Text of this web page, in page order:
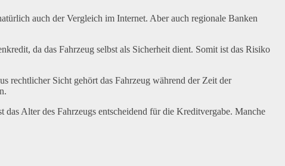
auch der Vergleich im Internet. Aber auch regionale Banken
da das Fahrzeug selbst als Sicherheit dient. Somit ist das Risiko
rechtlicher Sicht gehört das Fahrzeug während der Zeit der
Alter des Fahrzeugs entscheidend für die Kreditvergabe. Manche